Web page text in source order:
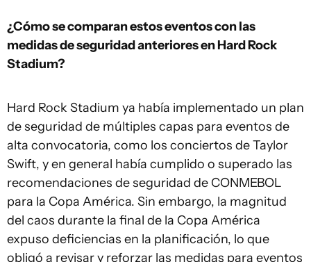
¿Cómo se comparan estos eventos con las
medidas de seguridad anteriores en Hard Rock
Stadium?
Hard Rock Stadium ya había implementado un plan
de seguridad de múltiples capas para eventos de
alta convocatoria, como los conciertos de Taylor
Swift, y en general había cumplido o superado las
recomendaciones de seguridad de CONMEBOL
para la Copa América. Sin embargo, la magnitud
del caos durante la final de la Copa América
expuso deficiencias en la planificación, lo que
obligó a revisar y reforzar las medidas para eventos